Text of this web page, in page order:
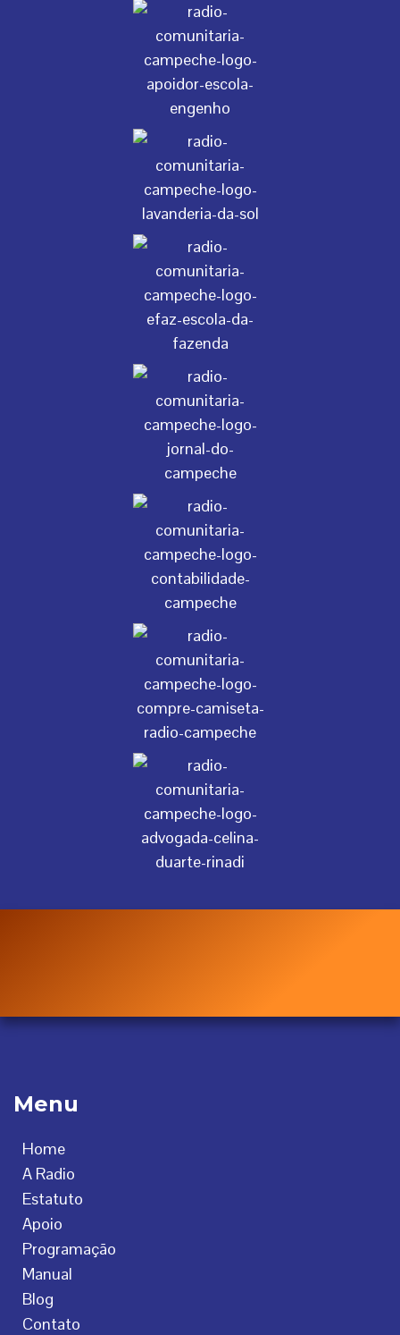
Menu
Home
A Radio
Estatuto
Apoio
Programação
Manual
Blog
Contato